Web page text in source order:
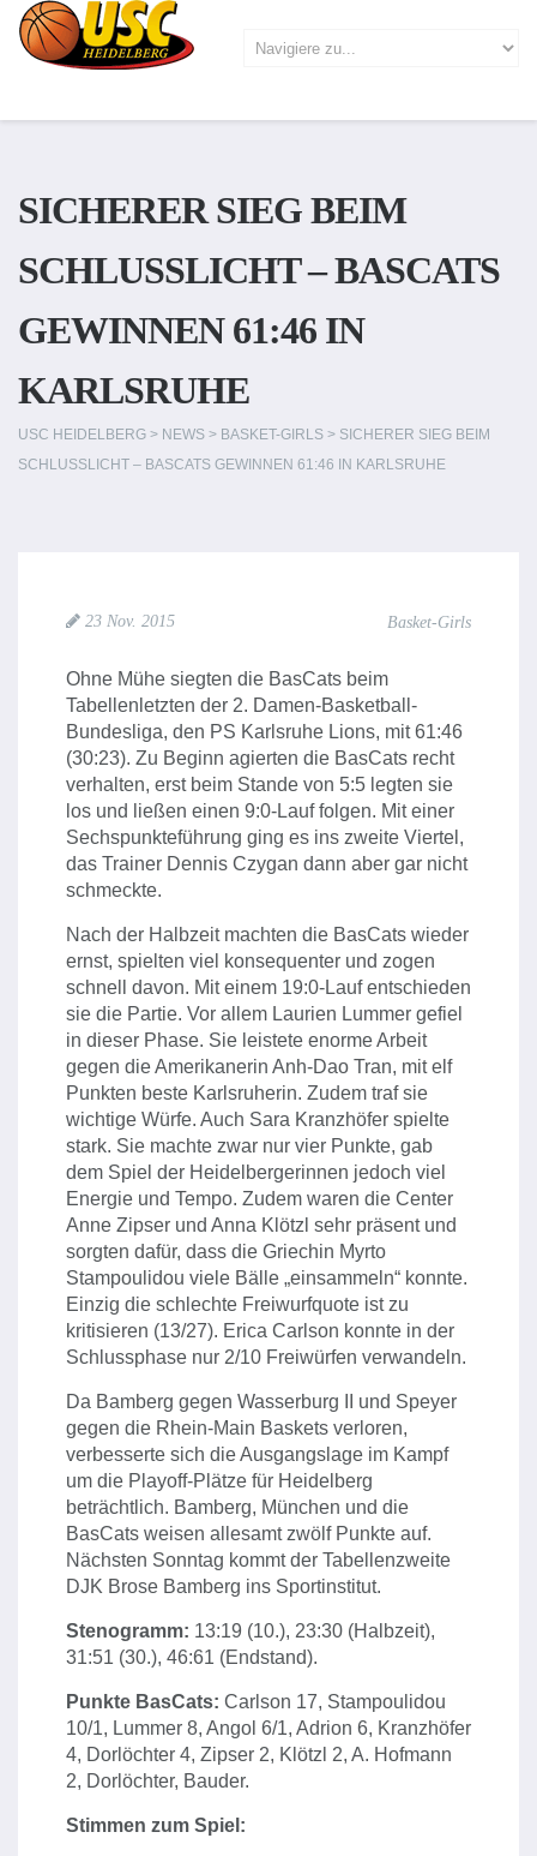
SICHERER SIEG BEIM
SCHLUSSLICHT – BASCATS
GEWINNEN 61:46 IN
KARLSRUHE
USC HEIDELBERG > NEWS > BASKET-GIRLS > SICHERER SIEG BEIM
SCHLUSSLICHT – BASCATS GEWINNEN 61:46 IN KARLSRUHE
23 Nov. 2015 Basket-Girls
Ohne Mühe siegten die BasCats beim
Tabellenletzten der 2. Damen-Basketball-
Bundesliga, den PS Karlsruhe Lions, mit 61:46
(30:23). Zu Beginn agierten die BasCats recht
verhalten, erst beim Stande von 5:5 legten sie
los und ließen einen 9:0-Lauf folgen. Mit einer
Sechspunkteführung ging es ins zweite Viertel,
das Trainer Dennis Czygan dann aber gar nicht
schmeckte.
Nach der Halbzeit machten die BasCats wieder
ernst, spielten viel konsequenter und zogen
schnell davon. Mit einem 19:0-Lauf entschieden
sie die Partie. Vor allem Laurien Lummer gefiel
in dieser Phase. Sie leistete enorme Arbeit
gegen die Amerikanerin Anh-Dao Tran, mit elf
Punkten beste Karlsruherin. Zudem traf sie
wichtige Würfe. Auch Sara Kranzhöfer spielte
stark. Sie machte zwar nur vier Punkte, gab
dem Spiel der Heidelbergerinnen jedoch viel
Energie und Tempo. Zudem waren die Center
Anne Zipser und Anna Klötzl sehr präsent und
sorgten dafür, dass die Griechin Myrto
Stampoulidou viele Bälle „einsammeln“ konnte.
Einzig die schlechte Freiwurfquote ist zu
kritisieren (13/27). Erica Carlson konnte in der
Schlussphase nur 2/10 Freiwürfen verwandeln.
Da Bamberg gegen Wasserburg II und Speyer
gegen die Rhein-Main Baskets verloren,
verbesserte sich die Ausgangslage im Kampf
um die Playoff-Plätze für Heidelberg
beträchtlich. Bamberg, München und die
BasCats weisen allesamt zwölf Punkte auf.
Nächsten Sonntag kommt der Tabellenzweite
DJK Brose Bamberg ins Sportinstitut.
Stenogramm: 13:19 (10.), 23:30 (Halbzeit),
31:51 (30.), 46:61 (Endstand).
Punkte BasCats: Carlson 17, Stampoulidou
10/1, Lummer 8, Angol 6/1, Adrion 6, Kranzhöfer
4, Dorlöchter 4, Zipser 2, Klötzl 2, A. Hofmann
2, Dorlöchter, Bauder.
Stimmen zum Spiel: